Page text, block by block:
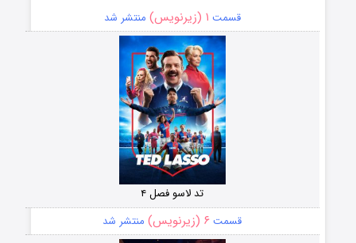
قسمت ۱ (زیرنویس) منتشر شد
تد لاسو فصل ۴
قسمت ۶ (زیرنویس) منتشر شد